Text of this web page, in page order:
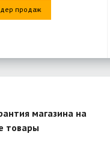
магазина на
товары